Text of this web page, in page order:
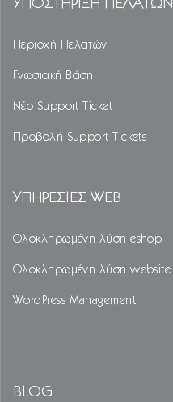
YΠΟΣΤΗΡΙΞΗ ΠΕΛΑΤΩΝ
Περιοχή Πελατών
Γνωσιακή Βάση
Νέο Support Ticket
Προβολή Support Tickets
ΥΠΗΡΕΣΙΕΣ WEB
Ολοκληρωμένη λύση eshop
Ολοκληρωμένη λύση website
WordPress Management
BLOG